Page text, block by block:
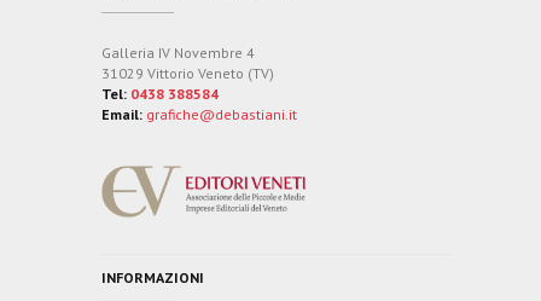
Galleria IV Novembre 4
31029 Vittorio Veneto (TV)
Tel: 0438 388584
Email: grafiche@debastiani.it
INFORMAZIONI